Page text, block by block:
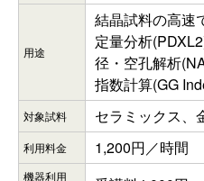
用途
結晶試料の高速
定量分析
径・空孔解析
指数計算(GG
対象試料 セラミックス、
利用料金 1,200円／時間
機器利用